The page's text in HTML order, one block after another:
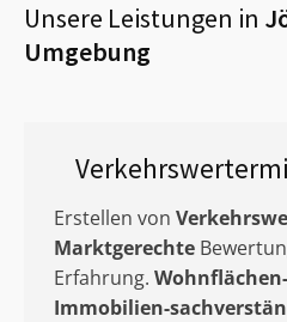
Unsere Leistungen in
Umgebung
Erstellen von
Marktgerechte
Erfahrung.
Immobilien-